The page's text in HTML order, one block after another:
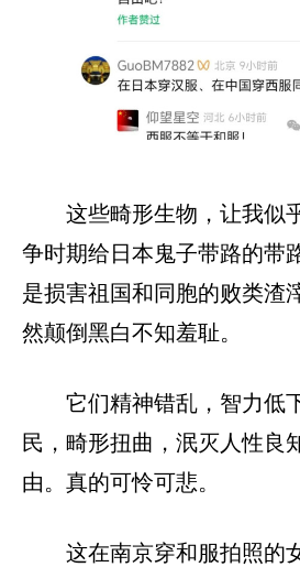
这些畸形生物，让我似
争时期给日本鬼子带路的带
是损害祖国和同胞的败类渣
然颠倒黑白不知羞耻。
它们精神错乱，智力低
民，畸形扭曲，泯灭人性良
由。真的可怜可悲。
这在南京穿和服拍照的